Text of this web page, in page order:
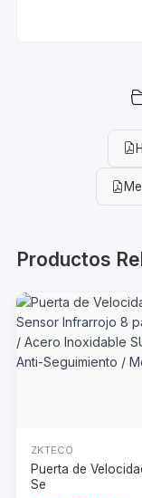
Productos
ZKTECO
Puerta de
Se